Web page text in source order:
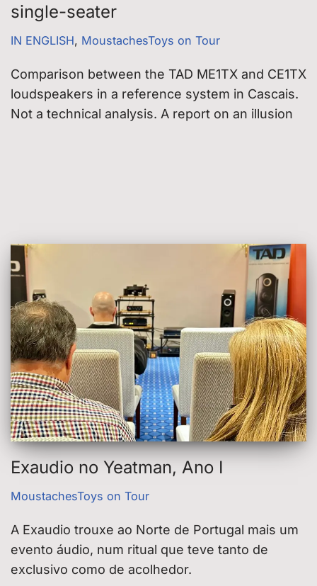
single-seater
IN ENGLISH, MoustachesToys on Tour
Comparison between the TAD ME1TX and CE1TX
loudspeakers in a reference system in Cascais.
Not a technical analysis. A report on an illusion
Exaudio no Yeatman, Ano I
MoustachesToys on Tour
A Exaudio trouxe ao Norte de Portugal mais um
evento áudio, num ritual que teve tanto de
exclusivo como de acolhedor.